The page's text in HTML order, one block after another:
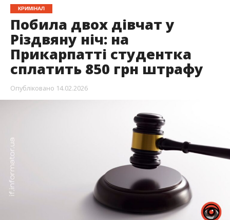
КРИМІНАЛ
Побила двох дівчат у
Різдвяну ніч: на
Прикарпатті студентка
сплатить 850 грн штрафу
Опубліковано 14.02.2026